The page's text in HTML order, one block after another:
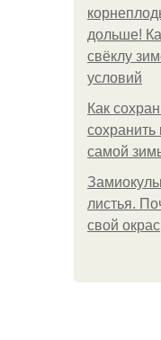
дольше!
свёклу
условий
Как
самой
листья.
свой окрас